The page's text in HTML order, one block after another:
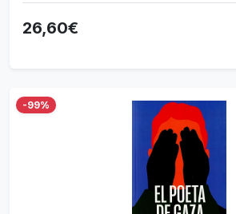
26,60€
-99%